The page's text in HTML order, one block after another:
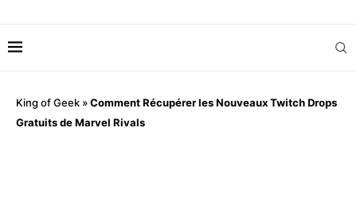
King of Geek »Comment Récupérer les Nouveaux Twitch Drops
Gratuits de Marvel Rivals